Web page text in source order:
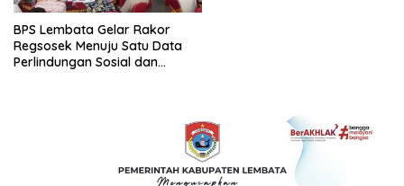
BPS Lembata Gelar Rakor
Regsosek Menuju Satu Data
Perlindungan Sosial dan